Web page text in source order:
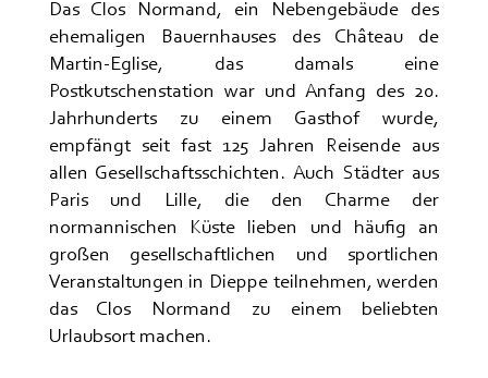
Das Clos Normand, ein Nebengebäude des
ehemaligen Bauernhauses des Château de
Martin-Eglise, das damals eine
Postkutschenstation war und Anfang des 20.
Jahrhunderts zu einem Gasthof wurde,
empfängt seit fast 125 Jahren Reisende aus
allen Gesellschaftsschichten. Auch Städter aus
Paris und Lille, die den Charme der
normannischen Küste lieben und häufig an
großen gesellschaftlichen und sportlichen
Veranstaltungen in Dieppe teilnehmen, werden
das Clos Normand zu einem beliebten
Urlaubsort machen.